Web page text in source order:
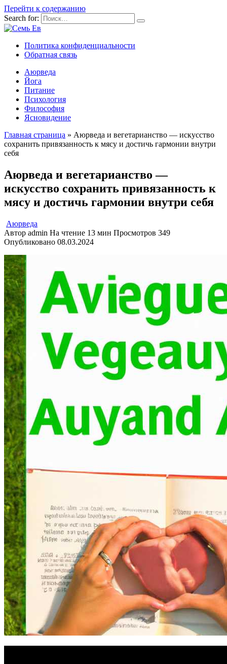
Перейти к содержанию
Search for:
Политика конфиденциальности
Обратная связь
Аюрведа
Йога
Питание
Психология
Философия
Ясновидение
Главная страница » Аюрведа и вегетарианство — искусство
сохранить привязанность к мясу и достичь гармонии внутри
себя
Аюрведа и вегетарианство —
искусство сохранить привязанность к
мясу и достичь гармонии внутри себя
Аюрведа
Автор admin На чтение 13 мин Просмотров 349
Опубликовано 08.03.2024